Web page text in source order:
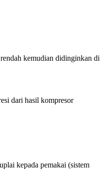
kemudian didinginkan di
dari hasil kompresor
kepada pemakai (sistem